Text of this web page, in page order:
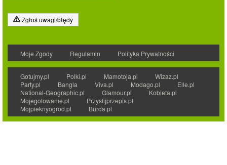
Zgłoś uwagi/błędy
Moje Zgody Regulamin Polityka Prywatności
Gotujmy.pl Polki.pl Mamotoja.pl
Wizaz.pl
Party.pl
Bangla Viva.pl Modago.pl
Elle.pl
National-Geographic.pl
Glamour.pl
Kobieta.pl
Mojegotowanie.pl
Przyslijprzepis.pl
Mojpieknyogrod.pl
Burda.pl